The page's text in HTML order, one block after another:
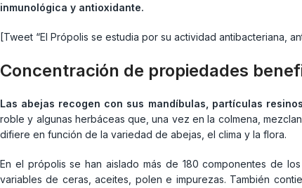
inmunológica y antioxidante.
[Tweet “El Própolis se estudia por su actividad antibacteriana,
Concentración de propiedades
Las abejas recogen con sus mandíbulas, partículas
roble y algunas herbáceas que, una vez en la colmena,
difiere en función de la variedad de abejas, el clima y la flora.
En el própolis se han aislado más de 180 componentes de
variables de ceras, aceites, polen e impurezas. También